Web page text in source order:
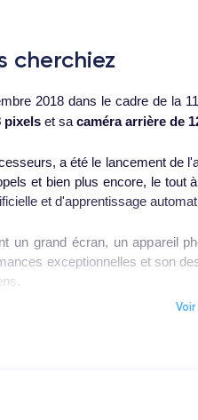
cherchiez
2018 dans le cadre de la
pixels et sa caméra arrière de
a été le lancement de
et bien plus encore, le
et d'apprentissage
grand écran, un appareil
exceptionnelles et son